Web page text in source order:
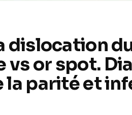
dislocation
vs or spot.
la parité et